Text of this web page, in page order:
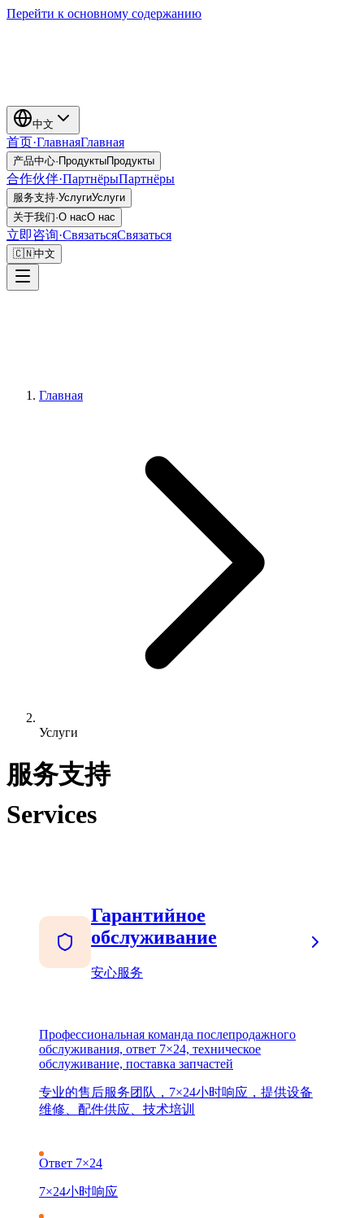
Перейти к основному содержанию
中文
首页·ГлавнаяГлавная
产品中心· ПродуктыПродукты
合作伙伴·ПартнёрыПартнёры
服务支持·УслугиУслуги
关于我们·О насО нас
立即咨询·СвязатьсяСвязаться
🇨🇳中文
Главная
Услуги
服务支持
Services
Гарантийное
обслуживание
安心服务
Профессиональная команда послепродажного
обслуживания, ответ 7×24, техническое
обслуживание, поставка запчастей
专业的售后服务团队，7×24小时响应，提供设备
维修、配件供应、技术培训
Ответ 7×24
7×24小时响应